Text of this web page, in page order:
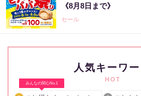
《8月8日まで》
セール
人気キーワー
HOT
みんなの関心No.1